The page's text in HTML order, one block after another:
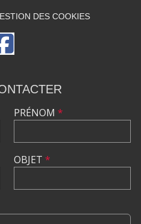
DES COOKIES
PRÉNOM *
OBJET *